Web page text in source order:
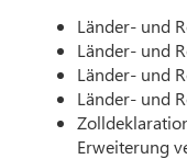
Länder- und
Länder- und
Länder- und
Länder- und
Erweiterung